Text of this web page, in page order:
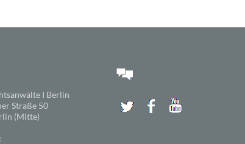
I Berlin
Straße 50
(Mitte)